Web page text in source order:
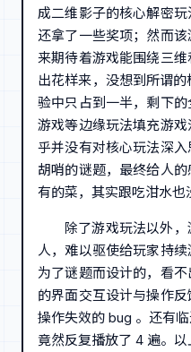
成二维影子的核心解密
还拿了一些奖项；然而
来期待着游戏能围绕三
出花样来，没想到所谓
验中只占到一半，剩下
游戏等边缘玩法填充游
乎并没有对核心玩法深
胡哨的谜题，最终给人
有的菜，其实跟吃泔水也
除了游戏玩法以外
人，难以驱使给玩家持
为了谜题而设计的，看
的界面交互设计与操作
操作失效的 bug 。还有
竟然反复播放了 4 遍。